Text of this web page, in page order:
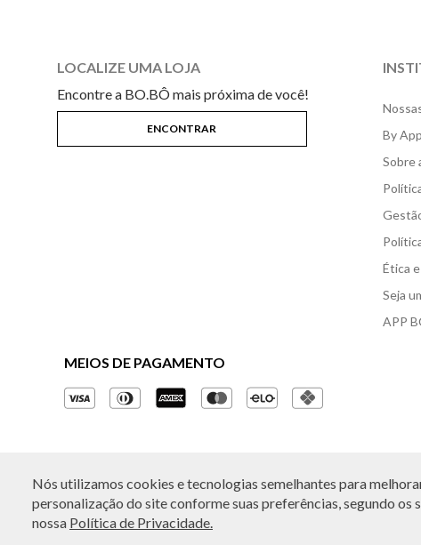
Nós utilizamos cookies e tecnologias semelhantes para
personalização do site conforme suas preferências, segundo
nossa Política de Privacidade.
LOCALIZE UMA LOJA
Encontre a BO.BÔ mais próxima de você!
By
Sobre
Ética
Seja
APP
MEIOS DE PAGAMENTO
© Copyright 2026 - Todos os direitos reservados. A